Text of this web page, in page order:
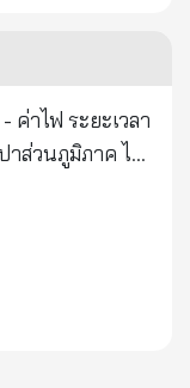
บขำๆกับเนื้อหา
งหลอดอาหาร
น. สักพัก
ขึ้นบนจนขึ้นไป
วใจขาดเลือด
ค่าไฟ ระยะเวลา
ไซต์
การ